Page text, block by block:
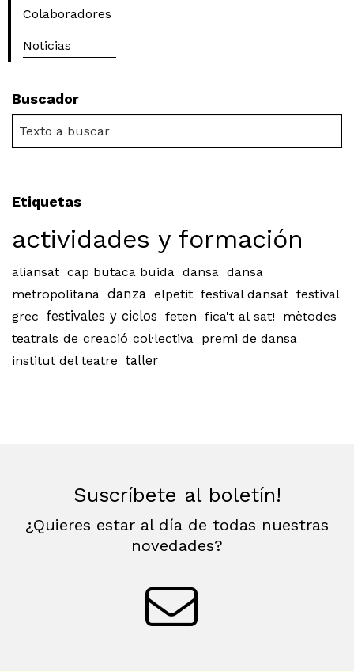
Colaboradores
Noticias
Buscador
Etiquetas
actividades y formación
aliansat cap butaca buida dansa dansa
metropolitana danza elpetit festival dansat festival
grec festivales y ciclos feten fica't al sat!
mètodes
teatrals de creació col·lectiva premi de dansa
institut del teatre taller
Suscríbete al boletín!
¿Quieres estar al día de todas nuestras
novedades?